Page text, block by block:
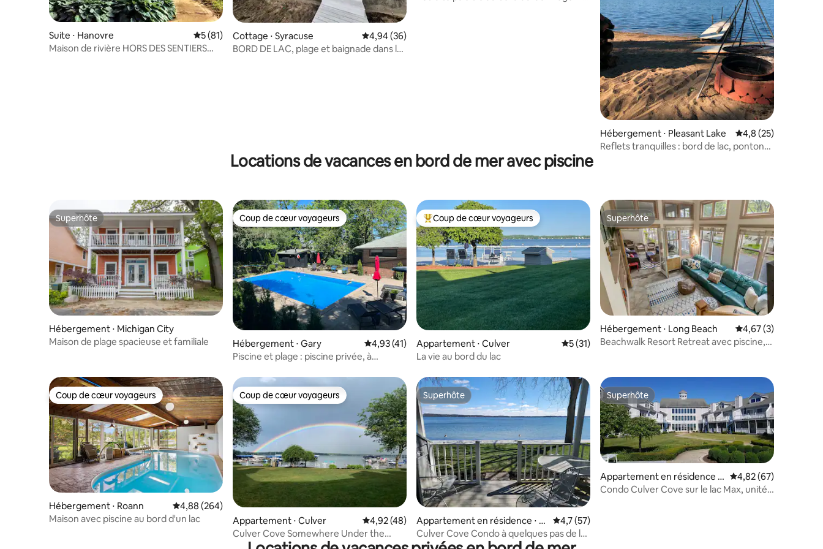
Suite ⋅ Hanovre Évaluation moyenne sur la base de 81 commentaires : 5 sur 5
5 (81)
Maison de rivière HORS DES SENTIERS
Cottage ⋅ Syracuse Évaluation moyenne sur la base de 36 commentaires : 4,94 sur 5
4,94 (36)
BORD DE LAC, plage et baignade dans le
Hébergement ⋅ Pleasant Lake Évaluation
4,8 (25)
Reflets tranquilles : bord de lac, ponton
Locations de vacances en bord de mer avec piscine
Superhôte
Superhôte
Hébergement ⋅ Michigan City
Maison de plage spacieuse et familiale
Coup de cœur voyageurs
Coup de cœur voyageurs
Hébergement ⋅ Gary Évaluation moyenne sur la base de 41 commentaires : 4,93 sur 5
4,93 (41)
Piscine et plage : piscine privée, à
Coups de cœur voyageurs les plus appréciés
Coup de cœur voyageurs
Appartement ⋅ Culver Évaluation moyenne sur la base de 31 commentaires : 5 sur 5
5 (31)
La vie au bord du lac
Superhôte
Superhôte
Hébergement ⋅ Long Beach Évaluation
4,67 (3)
Beachwalk Resort Retreat avec piscine,
Coup de cœur voyageurs
Coup de cœur voyageurs
Hébergement ⋅ Roann Évaluation moyenne sur la base de 264 commentaires : 4,88 sur 5
4,88 (264)
Maison avec piscine au bord d'un lac
Coup de cœur voyageurs
Coup de cœur voyageurs
Appartement ⋅ Culver Évaluation moyenne sur la base de 48 commentaires : 4,92 sur 5
4,92 (48)
Culver Cove Somewhere Under the
Rainbow Appartement 171
Superhôte
Superhôte
Appartement en résidence ⋅ C
ulver
Évaluation moyenne sur la base de 57 commentaires : 4,7 sur 5
4,7 (57)
Culver Cove Condo à quelques pas de la
plage, logement 147
Superhôte
Superhôte
Appartement en résidence ⋅
Culver
Évaluation moyenne
4,82 (67)
Condo Culver Cove sur le lac Max, unité